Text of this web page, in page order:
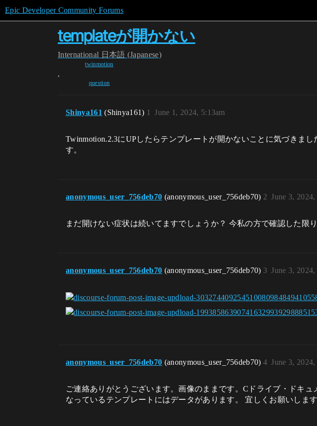
Epic Developer Community Forums
templateが開かない
International 日本語 (Japanese)
twinmotion
,
question
Shinya161 (Shinya161) June 1, 2024, 5:13am
1
Twinmotion.2.3にUPしたらテンプレートが開かないことに気づきま
す。
anonymous_user_756deb70 (anonymous_user_756deb70) June 3, 2024,
2
まだ開けない症状は続いてますでしょうか？ 今私の方で確認した限
anonymous_user_756deb70 (anonymous_user_756deb70) June 3, 2024,
3
anonymous_user_756deb70 (anonymous_user_756deb70) June 3, 2024,
4
ご連絡ありがとうございます。画像のままです。Cドライブ・ドキ
なっているテンプレートにはデータがあります。 宜しくお願いします